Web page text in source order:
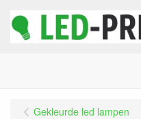
Gekleurde led lampen